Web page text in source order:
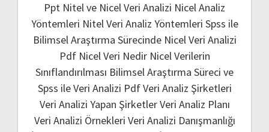
Ppt Nitel ve Nicel Veri Analizi Nicel Analiz
Yöntemleri Nitel Veri Analiz Yöntemleri Spss ile
Bilimsel Araştırma Sürecinde Nicel Veri Analizi
Pdf Nicel Veri Nedir Nicel Verilerin
Sınıflandırılması Bilimsel Araştırma Süreci ve
Spss ile Veri Analizi PdfVeri Analiz Şirketleri
Veri Analizi Yapan ŞirketlerVeri Analiz Planı
Veri Analizi Örnekleri Veri Analizi Danışmanlığı